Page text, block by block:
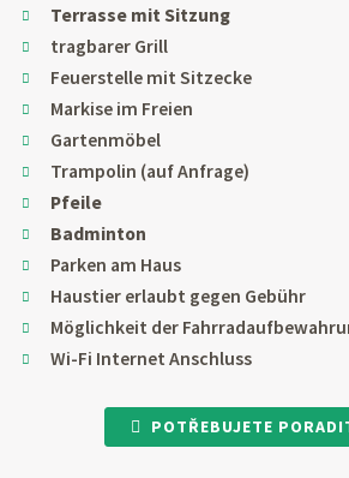
Terrasse mit Sitzung
tragbarer Grill
Feuerstelle mit Sitzecke
Markise im Freien
Gartenmöbel
Trampolin (auf Anfrage)
Pfeile
Badminton
Parken am Haus
Haustier erlaubt gegen Gebühr
Möglichkeit der
Wi-Fi Internet Anschluss
POTŘEBUJETE